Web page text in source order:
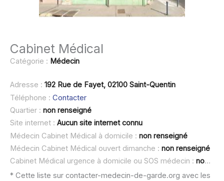
Cabinet Médical
Catégorie : Médecin
Adresse : 192 Rue de Fayet, 02100 Saint-Quentin
Téléphone : Contacter
Quartier : non renseigné
Site internet : Aucun site internet connu
Médecin Cabinet Médical à domicile : non renseigné
Médecin Cabinet Médical ouvert dimanche : non renseigné
Cabinet Médical urgence à domicile ou SOS médecin : non renseigné
* Cette liste sur contacter-medecin-de-garde.org avec les